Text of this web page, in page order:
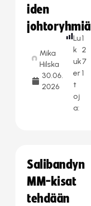
iden
johtoryhmiä
Mika
Hilska
30.06.
2026
Lu
k
uk
er
t
oj
a:
1
2
7
1
Salibandyn
MM-kisat
tehdään